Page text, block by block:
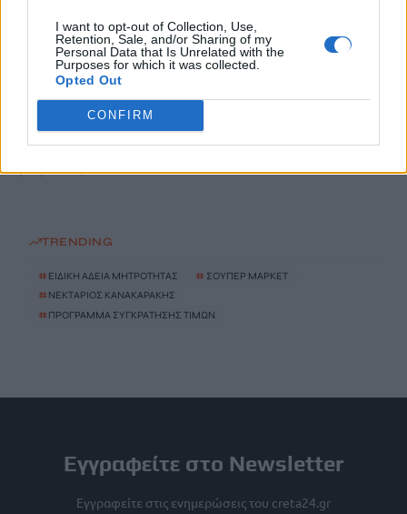
I want to opt-out of Collection, Use,
Retention, Sale, and/or Sharing of my
Personal Data that Is Unrelated with the
Purposes for which it was collected.
Opted Out
CONFIRM
Κοντογεώργης: Προεκλογική αλλά όχι παροχολογική η ΔΕΘ –
Επιστρέφουμε αναλογικά και δίκαια το μέρισμα ανάπτυξης
9 Αυγούστου, 2026
Ρέθυμνο: Εθελοντές πρόλαβαν δύο φωτιές μέσα σε λίγη ώρα
9 Αυγούστου, 2026
TRENDING
# ΕΙΔΙΚΗ ΑΔΕΙΑ ΜΗΤΡΟΤΗΤΑΣ # ΣΟΥΠΕΡ ΜΑΡΚΕΤ
# ΝΕΚΤΑΡΙΟΣ ΚΑΝΑΚΑΡΑΚΗΣ
# ΠΡΟΓΡΑΜΜΑ ΣΥΓΚΡΑΤΗΣΗΣ ΤΙΜΩΝ
Εγγραφείτε στο Newsletter
Εγγραφείτε στις ενημερώσεις του creta24.gr